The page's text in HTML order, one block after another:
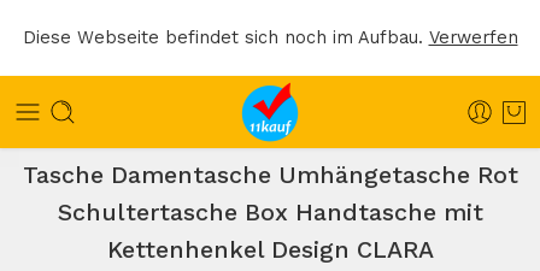
Diese Webseite befindet sich noch im Aufbau. Verwerfen
Tasche Damentasche Umhängetasche Rot
Schultertasche Box Handtasche mit
Kettenhenkel Design CLARA